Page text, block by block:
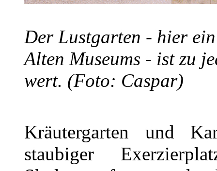
Der Lustgarten - hier
Alten Museums - ist zu
wert. (Foto: Caspar)
Kräutergarten und
staubiger